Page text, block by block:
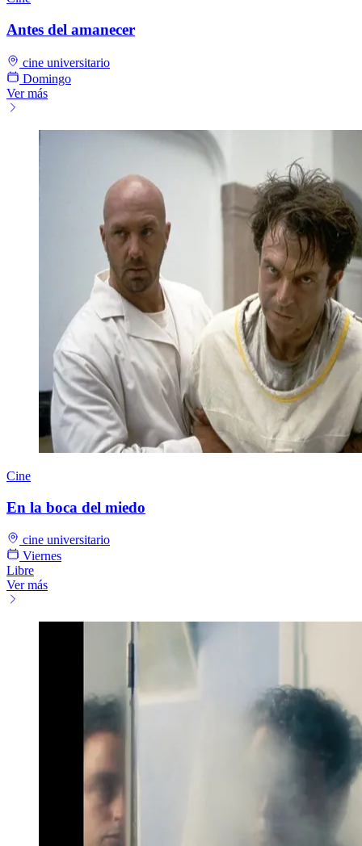
Antes del amanecer
cine universitario
Domingo
Ver más
Cine
En la boca del miedo
cine universitario
Viernes
Libre
Ver más